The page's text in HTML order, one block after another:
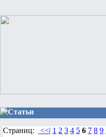
Статьи
Страниц: <<| 1 2 3 4 5 6 7 8 9